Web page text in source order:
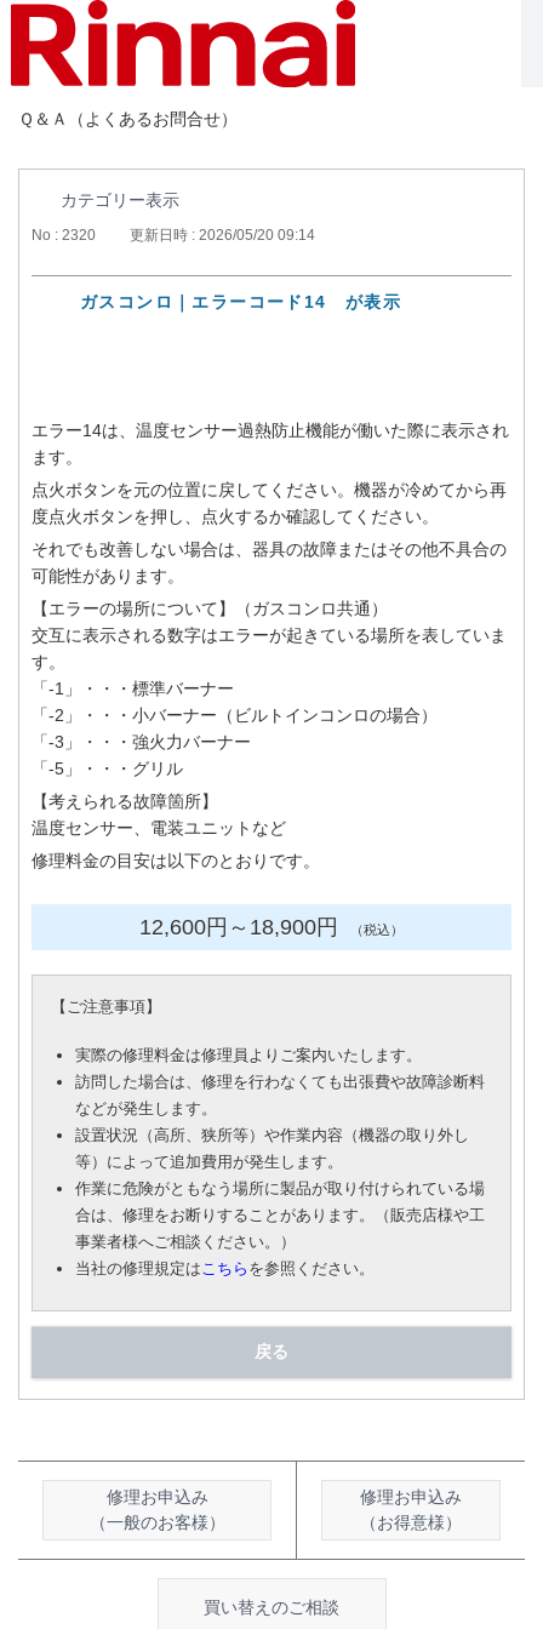
Ｑ＆Ａ（よくあるお問合せ）
カテゴリー表示
No : 2320 更新日時 : 2026/05/20 09:14
ガスコンロ｜エラーコード14 が表示
エラー14は、温度センサー過熱防止機能が働いた際に表示され
ます。
点火ボタンを元の位置に戻してください。機器が冷めてから再
度点火ボタンを押し、点火するか確認してください。
それでも改善しない場合は、器具の故障またはその他不具合の
可能性があります。
【エラーの場所について】（ガスコンロ共通）
交互に表示される数字はエラーが起きている場所を表していま
す。
「-1」・・・標準バーナー
「-2」・・・小バーナー（ビルトインコンロの場合）
「-3」・・・強火力バーナー
「-5」・・・グリル
【考えられる故障箇所】
温度センサー、電装ユニットなど
修理料金の目安は以下のとおりです。
12,600円 ～18,900円 （税込）
【 ご注意事項】
実際の修理料金は修理員よりご案内いたします。
訪問した場合は、修理を行わなくても出張費や故障診断料
などが発生します。
設置状況（高所、狭所等）や作業内容（機器の取り外し
等）によって追加費用が発生します。
作業に危険がともなう場所に製品が取り付けられている場
合は、修理をお断りすることがあります。（販売店様や工
事業者様へご相談ください。）
当社の修理規定はこちら を参照ください。
戻る
修理お申込み
（一般のお客様）
修理お申込み
（お得意様）
買い替えのご相談